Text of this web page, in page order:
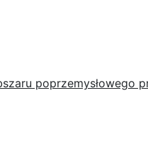
poprzemysłowego